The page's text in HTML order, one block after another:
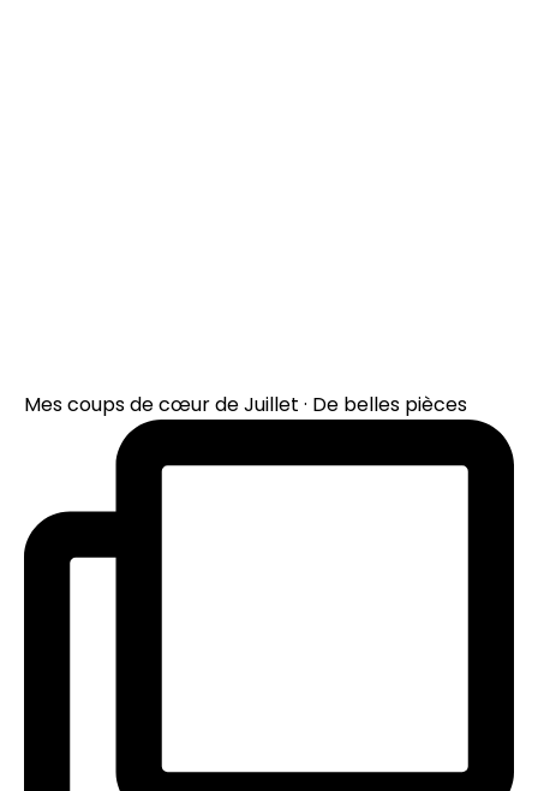
Mes coups de cœur de Juillet · De belles pièces